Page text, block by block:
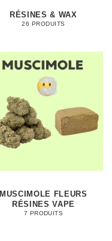
RÉSINES & WAX
26 PRODUITS
MUSCIMOLE FLEURS
RÉSINES VAPE
7 PRODUITS